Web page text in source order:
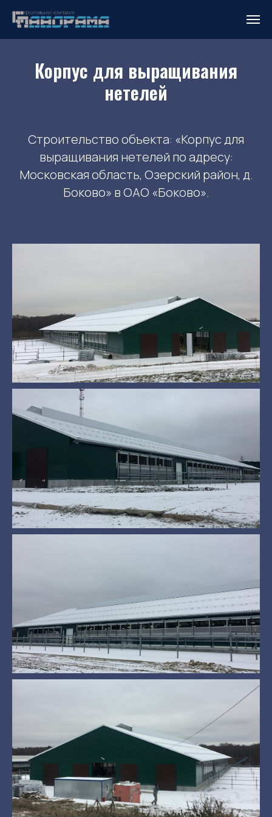
Корпус для выращивания
нетелей
Строительство объекта: «Корпус для
выращивания нетелей по адресу:
Московская область, Озерский район, д.
Боково» в ОАО «Боково».